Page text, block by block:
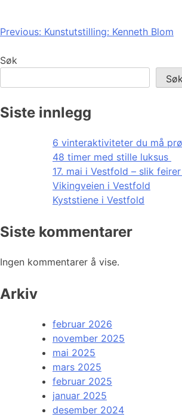
Innleggsnavigasjon
Previous: Kunstutstilling: Kenneth Blom
Søk
Siste innlegg
6 vinteraktiviteter du må
48 timer med stille luksus
17. mai i Vestfold – slik
Vikingveien i Vestfold
Kyststiene i Vestfold
Siste kommentarer
Ingen kommentarer å vise.
Arkiv
februar 2026
november 2025
mai 2025
mars 2025
februar 2025
januar 2025
desember 2024